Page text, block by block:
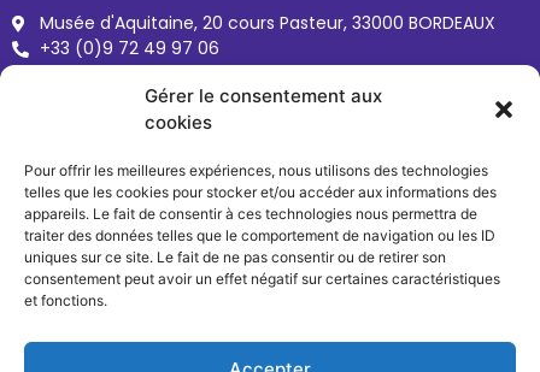
Gérer le consentement aux
cookies
Pour offrir les meilleures expériences, nous utilisons des technologies
telles que les cookies pour stocker et/ou accéder aux informations des
appareils. Le fait de consentir à ces technologies nous permettra de
traiter des données telles que le comportement de navigation ou les ID
uniques sur ce site. Le fait de ne pas consentir ou de retirer son
consentement peut avoir un effet négatif sur certaines caractéristiques
et fonctions.
Musée d'Aquitaine, 20 cours Pasteur, 33000 BORDEAUX
+33 (0)9 72 49 97 06
reseau@sites-cites.fr
Terms of use